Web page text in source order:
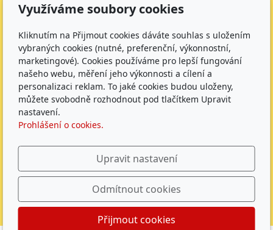
IČ: 62157116
Čísla účtů
Škola: 27225621/0100
Jídelna: 1027831896/0100
Sledujte nás
ZŠ Herčíkova 2026 |GDPR|Whistleblowing
zveřejňované údaje|
Využíváme soubory cookies
Kliknutím na Přijmout cookies dáváte souhlas s uložením
vybraných cookies (nutné, preferenční, výkonnostní,
marketingové). Cookies používáme pro lepší fungování
našeho webu, měření jeho výkonnosti a cílení a
personalizaci reklam. To jaké cookies budou uloženy,
můžete svobodně rozhodnout pod tlačítkem Upravit
nastavení.
Prohlášení o cookies.
Upravit nastavení
Odmítnout cookies
Přijmout cookies